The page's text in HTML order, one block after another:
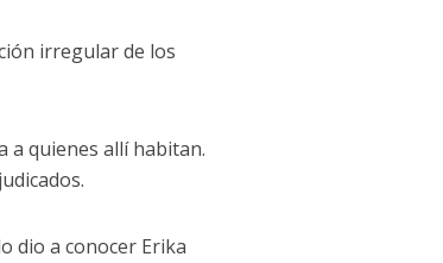
irregular de los
a quienes allí habitan.
dio a conocer Erika